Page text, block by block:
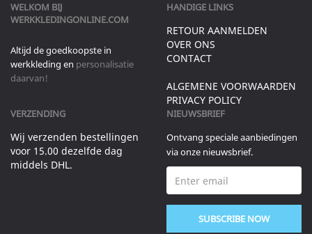
WELKOM BIJ
WERKKLEDINGONLINE.COM
Altijd de goedkoopste in
werkkleding en personalisatie
daarvan!
HANDIGE LINKS
RETOUR AANMELDEN
OVER ONS
CONTACT
ALGEMENE VOORWAARDEN
PRIVACY POLICY
VERZENDING
Wij verzenden bestellingen
voor 15.00 dezelfde dag
middels DHL.
NIEUWSBRIEF
Ontvang speciale aanbiedingen
via onze nieuwsbrief.
SUBSCRIBE NOW